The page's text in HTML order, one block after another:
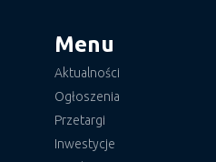
Menu
Aktualności
Ogłoszenia
Przetargi
Inwestycje